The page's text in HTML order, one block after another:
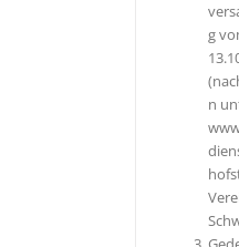
g
n